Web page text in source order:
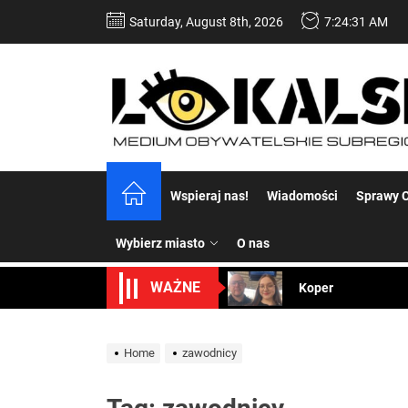
Saturday, August 8th, 2026 7:24:31 AM
Wspieraj nas! Wiadomości Sprawy
Wybierz miasto O nas
WAŻNE
Koper
Home zawodnicy